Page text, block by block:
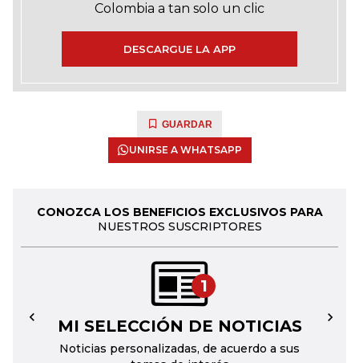
Colombia a tan solo un clic
DESCARGUE LA APP
GUARDAR
UNIRSE A WHATSAPP
CONOZCA LOS BENEFICIOS EXCLUSIVOS PARA
NUESTROS SUSCRIPTORES
1
MI SELECCIÓN DE NOTICIAS
Noticias personalizadas, de acuerdo a sus
← →